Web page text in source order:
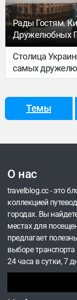
Рады Гостям.
Дружелюбных
Столица
самых
составленного
Темы
О нас
travelblog.cc - это
коллекцией
городах. Вы
местах для
предлагает
выборе
24 часа в сутки, 7